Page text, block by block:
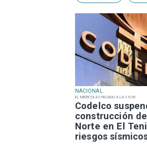
NACIONAL
EL MIÉRCOLES PASADO A LAS 9:35
Codelco
construcción
Norte en El
riesgos